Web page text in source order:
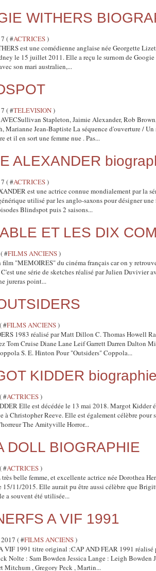
WITHERS
( #ACTRICES)
est une comédienne anglaise née Georgette
le 15 juillet 2011. Elle a reçu le surnom de
son mari australien,...
( #TELEVISION)
Stapleton, Jaimie Alexander, Rob
Marianne Jean-Baptiste La séquence d'ouverture /
et il en sort une femme nue . Pas...
ALEXANDER
( #ACTRICES)
est une actrice connue mondialement par la
utilisé par les anglo-saxons pour désigner
Blindspot puis 2 saisons...
ET LES DIX
#FILMS ANCIENS)
film "MEMOIRES" du cinéma français car on y
une série de sketches réalisé par Julien Duvivier
jureras point...
#FILMS ANCIENS)
1983 réalisé par Matt Dillon C. Thomas Howell
Tom Cruise Diane Lane Leif Garrett Darren Dalton
S. E. Hinton Pour "Outsiders" Coppola...
KIDDER biographie
#ACTRICES)
Elle est décédée le 13 mai 2018. Margot Kidder
à Christopher Reeve. Elle est également célèbre pour
The Amityville Horror...
DOLL BIOGRAPHIE
#ACTRICES)
belle femme, et excellente actrice née Dorothea
15/11/2015. Elle aurait pu être aussi célèbre que
a souvent été utilisée...
A VIF 1991
( #FILMS ANCIENS)
VIF 1991 titre original :CAP AND FEAR 1991 réalisé
Nolte : Sam Bowden Jessica Lange : Leigh
Mitchum , Gregory Peck , Martin...